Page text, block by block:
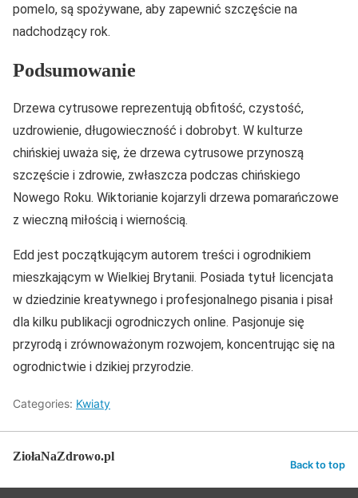
pomelo, są spożywane, aby zapewnić szczęście na
nadchodzący rok.
Podsumowanie
Drzewa cytrusowe reprezentują obfitość, czystość,
uzdrowienie, długowieczność i dobrobyt. W kulturze
chińskiej uważa się, że drzewa cytrusowe przynoszą
szczęście i zdrowie, zwłaszcza podczas chińskiego
Nowego Roku. Wiktorianie kojarzyli drzewa pomarańczowe
z wieczną miłością i wiernością.
Edd jest początkującym autorem treści i ogrodnikiem
mieszkającym w Wielkiej Brytanii. Posiada tytuł licencjata
w dziedzinie kreatywnego i profesjonalnego pisania i pisał
dla kilku publikacji ogrodniczych online. Pasjonuje się
przyrodą i zrównoważonym rozwojem, koncentrując się na
ogrodnictwie i dzikiej przyrodzie.
Categories: Kwiaty
ZiołaNaZdrowo.pl
Back to top